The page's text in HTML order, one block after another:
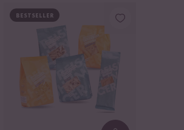
BESTSELLER